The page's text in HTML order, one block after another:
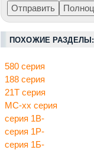
ПОХОЖИЕ РАЗДЕЛЫ:
580 серия
188 серия
21Т серия
МС-хх серия
серия 1В-
серия 1Р-
серия 1Б-